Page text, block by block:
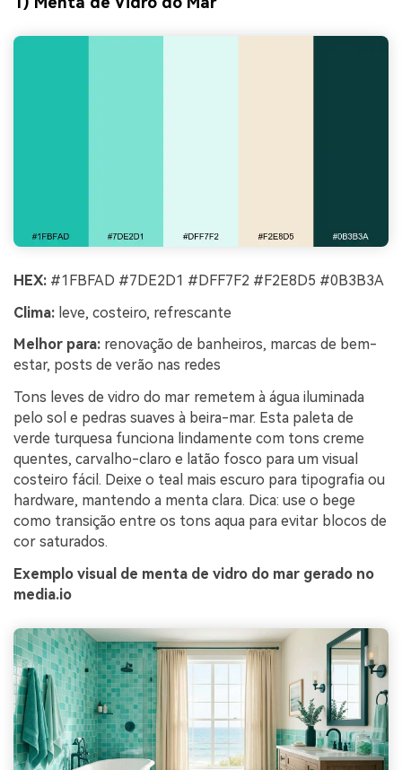
HEX: #1FBFAD #7DE2D1 #DFF7F2 #F2E8D5 #0B3B3A
Clima: leve, costeiro, refrescante
Melhor para: renovação de banheiros, marcas de bem-
estar, posts de verão nas redes
Tons leves de vidro do mar remetem à água iluminada
pelo sol e pedras suaves à beira-mar. Esta paleta de
verde turquesa funciona lindamente com tons creme
quentes, carvalho-claro e latão fosco para um visual
costeiro fácil. Deixe o teal mais escuro para tipografia ou
hardware, mantendo a menta clara. Dica: use o bege
como transição entre os tons aqua para evitar blocos de
cor saturados.
Exemplo visual de menta de vidro do mar gerado no
media.io